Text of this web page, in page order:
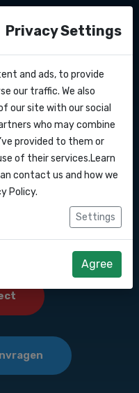
naar
Nederland. Sms
Privacy Settings
and ads, to provide
our traffic. We also
our site with our social
who may combine
provided to them or
of their services.Learn
contact us and how we
Policy.
Settings
Agree